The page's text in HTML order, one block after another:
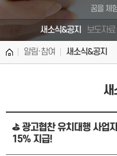
꿈을 체
새소식&공지 보도자료
알림·참여 새소식&공지
새
⛳ 광고협찬 유치대행 사업
15% 지급!